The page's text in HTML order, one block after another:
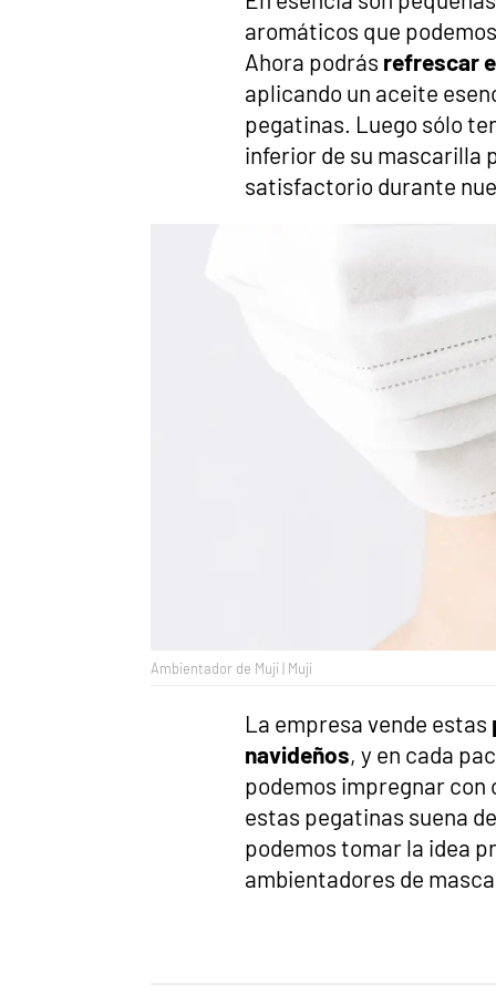
aromáticos que
Ahora podrás refrescar
aplicando un aceite
pegatinas. Luego sólo
inferior de su mascarilla
satisfactorio durante
Ambientador de Muji | Muji
La empresa vende estas
navideños, y en cada
podemos impregnar
estas pegatinas suena
podemos tomar la idea
ambientadores de